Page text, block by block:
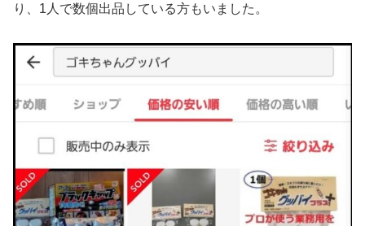
り、1人で数個出品している方もいました。